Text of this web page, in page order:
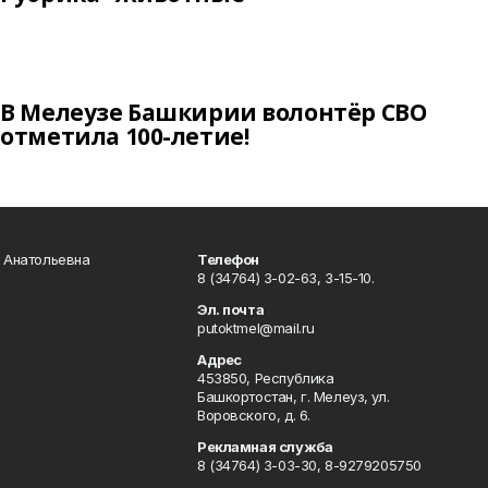
В Мелеузе Башкирии волонтёр СВО
отметила 100-летие!
Телефон
8 (34764) 3-02-63, 3-15-10.
Эл. почта
putoktmel@mail.ru
Адрес
453850, Республика
Башкортостан, г. Мелеуз, ул.
Воровского, д. 6.
Рекламная служба
8 (34764) 3-03-30, 8-9279205750